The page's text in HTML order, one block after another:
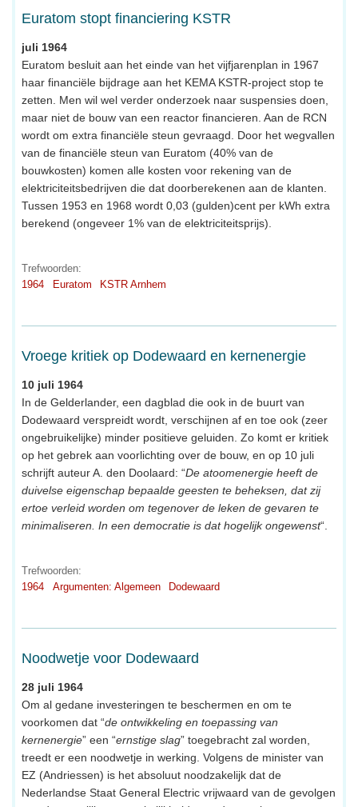
Euratom stopt financiering KSTR
juli 1964
Euratom besluit aan het einde van het vijfjarenplan in 1967
haar financiële bijdrage aan het KEMA KSTR-project stop te
zetten. Men wil wel verder onderzoek naar suspensies doen,
maar niet de bouw van een reactor financieren. Aan de RCN
wordt om extra financiële steun gevraagd. Door het wegvallen
van de financiële steun van Euratom (40% van de
bouwkosten) komen alle kosten voor rekening van de
elektriciteitsbedrijven die dat doorberekenen aan de klanten.
Tussen 1953 en 1968 wordt 0,03 (gulden)cent per kWh extra
berekend (ongeveer 1% van de elektriciteitsprijs).
Trefwoorden:
1964
Euratom KSTR Arnhem
Vroege kritiek op Dodewaard en kernenergie
10 juli 1964
In de Gelderlander, een dagblad die ook in de buurt van
Dodewaard verspreidt wordt, verschijnen af en toe ook (zeer
ongebruikelijke) minder positieve geluiden. Zo komt er kritiek
op het gebrek aan voorlichting over de bouw, en op 10 juli
schrijft auteur A. den Doolaard: “De atoomenergie heeft de
duivelse eigenschap bepaalde geesten te beheksen, dat zij
ertoe verleid worden om tegenover de leken de gevaren te
minimaliseren. In een democratie is dat hogelijk ongewenst“.
Trefwoorden:
1964
Argumenten: Algemeen Dodewaard
Noodwetje voor Dodewaard
28 juli 1964
Om al gedane investeringen te beschermen en om te
voorkomen dat “de ontwikkeling en toepassing van
kernenergie” een “ernstige slag” toegebracht zal worden,
treedt er een noodwetje in werking. Volgens de minister van
EZ (Andriessen) is het absoluut noodzakelijk dat de
Nederlandse Staat General Electric vrijwaard van de gevolgen